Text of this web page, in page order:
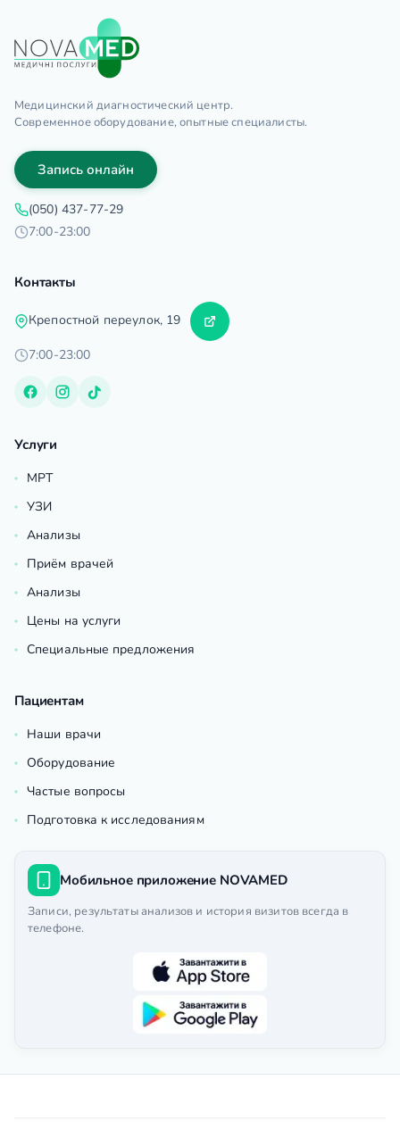
Медицинский диагностический центр.
Современное оборудование, опытные специалисты.
Запись онлайн
(050) 437-77-29
7:00-23:00
Контакты
Крепостной переулок, 19
7:00-23:00
Услуги
МРТ
УЗИ
Анализы
Приём врачей
Анализы
Цены на услуги
Специальные предложения
Пациентам
Наши врачи
Оборудование
Частые вопросы
Подготовка к исследованиям
Мобильное приложение NOVAMED
Записи, результаты анализов и история визитов всегда в
телефоне.